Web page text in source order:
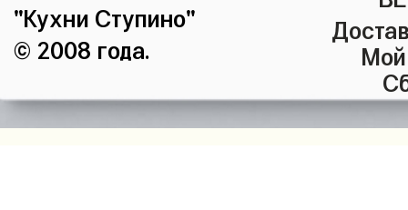
"Кухни Ступино"
© 2008 года.